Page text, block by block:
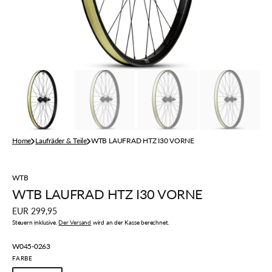
der
Galerieansicht
Home Laufräder & Teile WTB LAUFRAD HTZ I30 VORNE
WTB
WTB LAUFRAD HTZ I30 VORNE
Regulärer
Preis
EUR 299,95
Steuern inklusive. Der Versand wird an der Kasse berechnet.
Artikelnummer:
W045-0263
FARBE